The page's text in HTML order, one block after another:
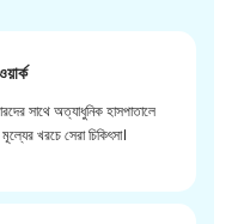
সাথে অত্যাধুনিক হাসপাতালে
খরচে সেরা চিকিৎসা।